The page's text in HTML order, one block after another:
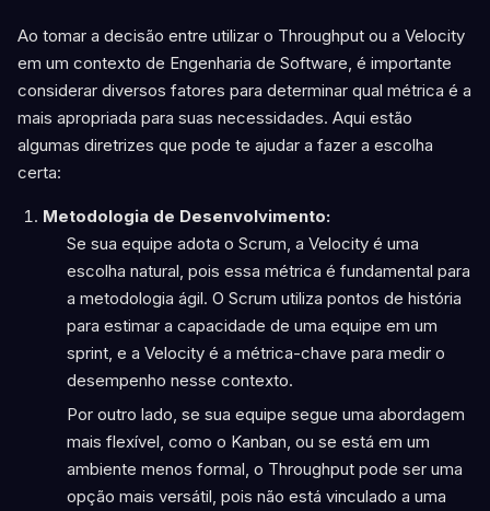
Ao tomar a decisão entre utilizar o Throughput ou a Velocity
em um contexto de Engenharia de Software, é importante
considerar diversos fatores para determinar qual métrica é a
mais apropriada para suas necessidades. Aqui estão
algumas diretrizes que pode te ajudar a fazer a escolha
certa:
Metodologia de Desenvolvimento:
Se sua equipe adota o Scrum, a Velocity é uma
escolha natural, pois essa métrica é fundamental para
a metodologia ágil. O Scrum utiliza pontos de história
para estimar a capacidade de uma equipe em um
sprint, e a Velocity é a métrica-chave para medir o
desempenho nesse contexto.
Por outro lado, se sua equipe segue uma abordagem
mais flexível, como o Kanban, ou se está em um
ambiente menos formal, o Throughput pode ser uma
opção mais versátil, pois não está vinculado a uma